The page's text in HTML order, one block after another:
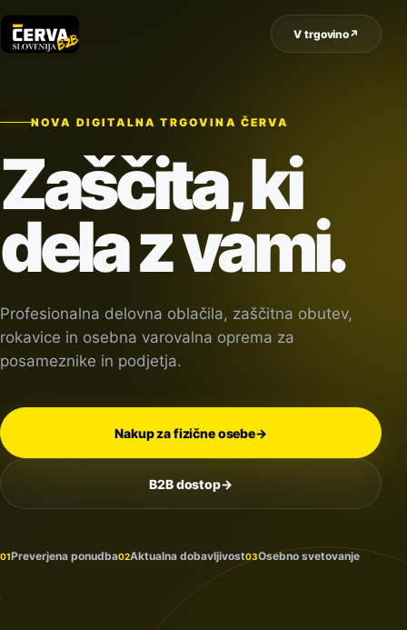
V trgovino↗
NOVA DIGITALNA TRGOVINA ČERVA
Zaščita, ki
dela z vami.
Profesionalna delovna oblačila, zaščitna obutev,
rokavice in osebna varovalna oprema za
posameznike in podjetja.
Nakup za fizične osebe→
B2B dostop→
01Preverjena ponudba02Aktualna dobavljivost03Osebno svetovanje
Na
prihaja